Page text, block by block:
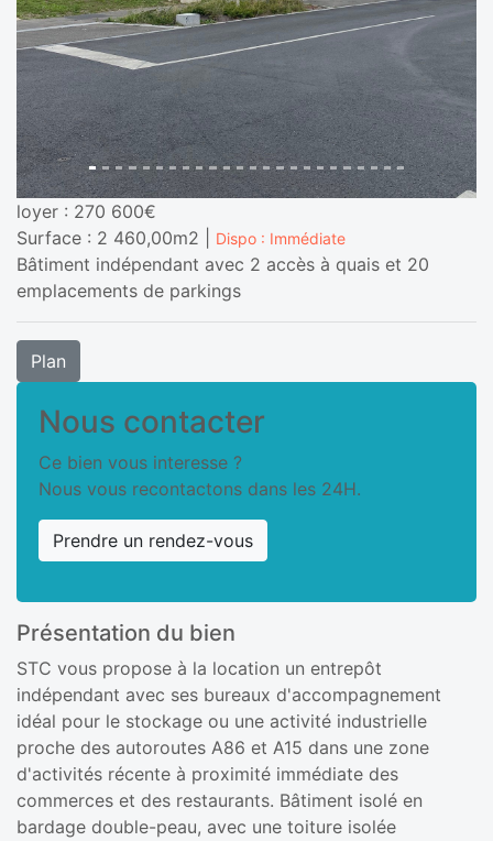
loyer : 270 600€
Surface : 2 460,00m2 |
Dispo : Immédiate
Bâtiment indépendant avec 2 accès à quais et 20
emplacements de parkings
Plan
Nous contacter
Ce bien vous interesse ?
Nous vous recontactons dans les 24H.
Prendre un rendez-vous
Présentation du bien
STC vous propose à la location un entrepôt
indépendant avec ses bureaux d'accompagnement
idéal pour le stockage ou une activité industrielle
proche des autoroutes A86 et A15 dans une zone
d'activités récente à proximité immédiate des
commerces et des restaurants. Bâtiment isolé en
bardage double-peau, avec une toiture isolée